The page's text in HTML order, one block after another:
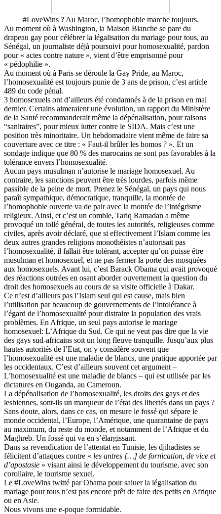
#LoveWins ? Au Maroc, l’homophobie marche toujours.
Au moment où à Washington, la Maison Blanche se pare du
drapeau gay pour célébrer la légalisation du mariage pour tous, au
Sénégal, un journaliste déjà poursuivi pour homosexualité, pardon
pour « actes contre nature », vient d’être emprisonné pour
« pédophilie ».
Au moment où à Paris se déroule la Gay Pride, au Maroc,
l’homosexualité est toujours punie de 3 ans de prison, c’est article
489 du code pénal.
3 homosexuels ont d’ailleurs été condamnés à de la prison en mai
dernier. Certains aimeraient une évolution, un rapport du Ministère
de la Santé recommanderait même la dépénalisation, pour raisons
“sanitaires”, pour mieux lutter contre le SIDA. Mais c’est une
position très minoritaire. Un hebdomadaire vient même de faire sa
couverture avec ce titre : « Faut-il brûler les homos ? ». Et un
sondage indique que 80 % des marocains ne sont pas favorables à la
tolérance envers l’homosexualité.
Aucun pays musulman n’autorise le mariage homosexuel. Au
contraire, les sanctions peuvent être très lourdes, parfois même
passible de la peine de mort. Prenez le Sénégal, un pays qui nous
paraît sympathique, démocratique, tranquille, la montée de
l’homophobie ouverte va de pair avec la montée de l’intégrisme
religieux. Ainsi, et c’est un comble, Tariq Ramadan a même
provoqué un tollé général, de toutes les autorités, religieuses comme
civiles, après avoir déclaré, que si effectivement l’Islam comme les
deux autres grandes religions monothéistes n’autorisait pas
l’homosexualité, il fallait être tolérant, accepter qu’on puisse être
musulman et homosexuel, et ne pas fermer la porte des mosquées
aux homosexuels. Avant lui, c’est Barack Obama qui avait provoqué
des réactions outrées en osant aborder ouvertement la question du
droit des homosexuels au cours de sa visite officielle à Dakar.
Ce n’est d’ailleurs pas l’Islam seul qui est cause, mais bien
l’utilisation par beaucoup de gouvernements de l’intolérance à
l’égard de l’homosexualité pour distraire la population des vrais
problèmes. En Afrique, un seul pays autorise le mariage
homosexuel: L’Afrique du Sud. Ce qui ne veut pas dire que la vie
des gays sud-africains soit un long fleuve tranquille. Jusqu’aux plus
hautes autorités de l’Etat, on y considère souvent que
l’homosexualité est une maladie de blancs, une pratique apportée par
les occidentaux. C’est d’ailleurs souvent cet argument –
L’homosexualité est une maladie de blancs – qui est utilisée par les
dictatures en Ouganda, au Cameroun.
La dépénalisation de l’homosexualité, les droits des gays et des
lesbiennes, sont-ils un marqueur de l’état des libertés dans un pays ?
Sans doute, alors, dans ce cas, on mesure le fossé qui sépare le
monde occidental, l’Europe, l’Amérique, une quarantaine de pays
au maximum, du reste du monde, et notamment de l’Afrique et du
Maghreb. Un fossé qui va en s’élargissant.
Dans sa revendication de l’attentat en Tunisie, les djihadistes se
félicitent d’attaques contre « les antres […] de fornication, de vice et
d’apostasie » visant ainsi le développement du tourisme, avec son
corollaire, le tourisme sexuel.
Le #LoveWins twitté par Obama pour saluer la légalisation du
mariage pour tous n’est pas encore prêt de faire des petits en Afrique
ou en Asie.
Nous vivons une e-poque formidable.